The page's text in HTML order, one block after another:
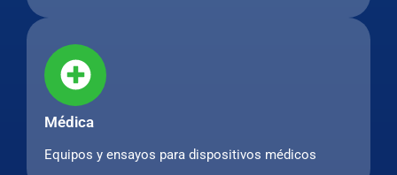
Médica
Equipos y ensayos para dispositivos médicos